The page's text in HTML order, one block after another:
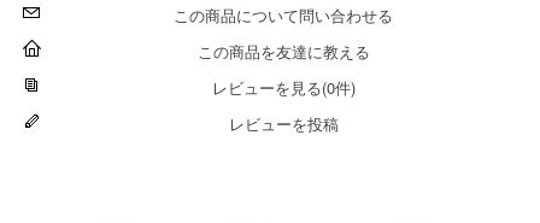
この商品について問い合わせる
この商品を友達に教える
レビューを見る(0件)
レビューを投稿